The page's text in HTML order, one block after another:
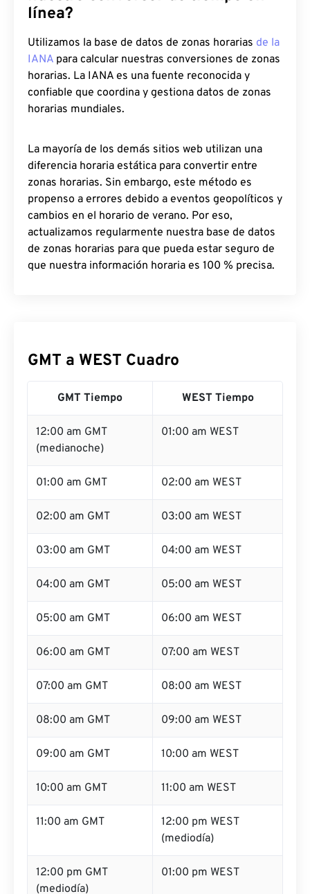
línea?
Utilizamos la base de datos de zonas horarias de la
IANA para calcular nuestras conversiones de zonas
horarias. La IANA es una fuente reconocida y
confiable que coordina y gestiona datos de zonas
horarias mundiales.
La mayoría de los demás sitios web utilizan una
diferencia horaria estática para convertir entre
zonas horarias. Sin embargo, este método es
propenso a errores debido a eventos geopolíticos y
cambios en el horario de verano. Por eso,
actualizamos regularmente nuestra base de datos
de zonas horarias para que pueda estar seguro de
que nuestra información horaria es 100 % precisa.
GMT a WEST Cuadro
GMT Tiempo WEST Tiempo
12:00 am GMT
(medianoche)
01:00 am WEST
01:00 am GMT 02:00 am WEST
02:00 am GMT 03:00 am WEST
03:00 am GMT 04:00 am WEST
04:00 am GMT 05:00 am WEST
05:00 am GMT 06:00 am WEST
06:00 am GMT 07:00 am WEST
07:00 am GMT 08:00 am WEST
08:00 am GMT 09:00 am WEST
09:00 am GMT 10:00 am WEST
10:00 am GMT 11:00 am WEST
11:00 am GMT
12:00 pm WEST
(mediodía)
12:00 pm GMT
(mediodía)
01:00 pm WEST